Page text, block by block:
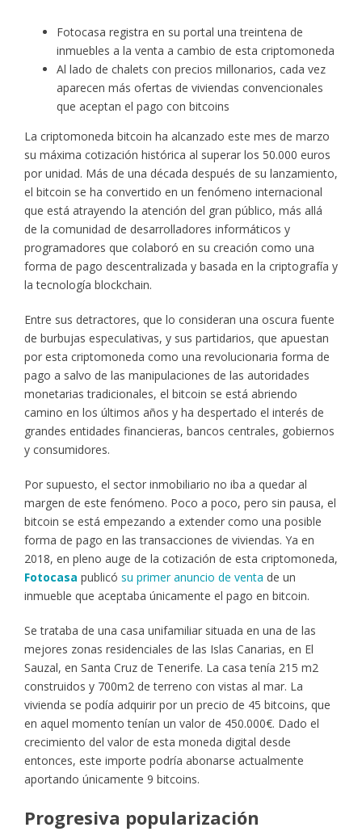
Fotocasa registra en su portal una treintena de
inmuebles a la venta a cambio de esta criptomoneda
Al lado de chalets con precios millonarios, cada vez
aparecen más ofertas de viviendas convencionales
que aceptan el pago con bitcoins
La criptomoneda bitcoin ha alcanzado este mes de marzo
su máxima cotización histórica al superar los 50.000 euros
por unidad. Más de una década después de su lanzamiento,
el bitcoin se ha convertido en un fenómeno internacional
que está atrayendo la atención del gran público, más allá
de la comunidad de desarrolladores informáticos y
programadores que colaboró en su creación como una
forma de pago descentralizada y basada en la criptografía y
la tecnología blockchain.
Entre sus detractores, que lo consideran una oscura fuente
de burbujas especulativas, y sus partidarios, que apuestan
por esta criptomoneda como una revolucionaria forma de
pago a salvo de las manipulaciones de las autoridades
monetarias tradicionales, el bitcoin se está abriendo
camino en los últimos años y ha despertado el interés de
grandes entidades financieras, bancos centrales, gobiernos
y consumidores.
Por supuesto, el sector inmobiliario no iba a quedar al
margen de este fenómeno. Poco a poco, pero sin pausa, el
bitcoin se está empezando a extender como una posible
forma de pago en las transacciones de viviendas. Ya en
2018, en pleno auge de la cotización de esta criptomoneda,
Fotocasa publicó su primer anuncio de venta de un
inmueble que aceptaba únicamente el pago en bitcoin.
Se trataba de una casa unifamiliar situada en una de las
mejores zonas residenciales de las Islas Canarias, en El
Sauzal, en Santa Cruz de Tenerife. La casa tenía 215 m2
construidos y 700m2 de terreno con vistas al mar. La
vivienda se podía adquirir por un precio de 45 bitcoins, que
en aquel momento tenían un valor de 450.000€. Dado el
crecimiento del valor de esta moneda digital desde
entonces, este importe podría abonarse actualmente
aportando únicamente 9 bitcoins.
Progresiva popularización